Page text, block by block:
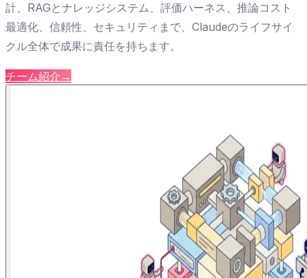
計、RAGとナレッジシステム、評価ハーネス、推論コスト
最適化、信頼性、セキュリティまで、Claudeのライフサイ
クル全体で成果に責任を持ちます。
チーム紹介 →